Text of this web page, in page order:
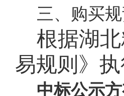
三、购买
根据湖
易规则》
中标公示